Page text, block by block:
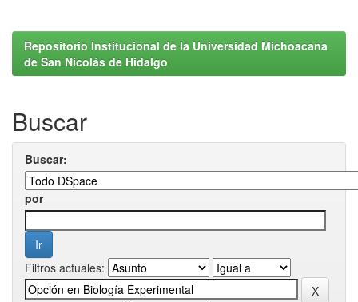
Repositorio Institucional de la Universidad Michoacana
de San Nicolás de Hidalgo
Buscar
Buscar:
por
Filtros actuales: